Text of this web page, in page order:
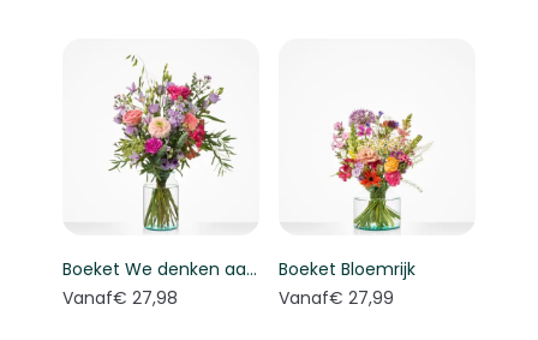
Boeket We denken aan je
Vanaf€ 27,98
Boeket Bloemrijk
Vanaf€ 27,99